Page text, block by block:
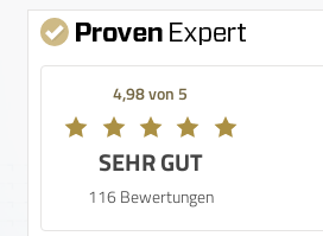
4,98 von 5
SEHR GUT
116 Bewertungen